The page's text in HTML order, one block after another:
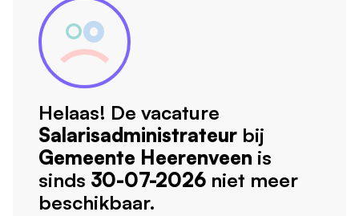
Helaas! De vacature
Salarisadministrateur bij
Gemeente Heerenveen is
sinds 30-07-2026 niet meer
beschikbaar.